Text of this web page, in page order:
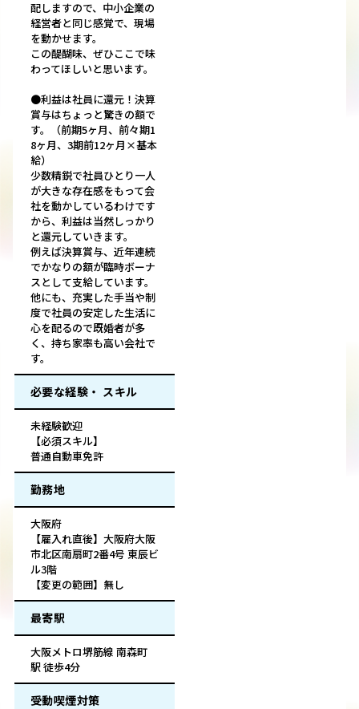
配しますので、中小企業の
経営者と同じ感覚で、現場
を動かせます。
この醍醐味、ぜひここで味
わってほしいと思います。
●利益は社員に還元！決算
賞与はちょっと驚きの額で
す。（前期5ヶ月、前々期1
8ヶ月、3期前12ヶ月×基本
給）
少数精鋭で社員ひとり一人
が大きな存在感をもって会
社を動かしているわけです
から、利益は当然しっかり
と還元していきます。
例えば決算賞与、近年連続
でかなりの額が臨時ボーナ
スとして支給しています。
他にも、充実した手当や制
度で社員の安定した生活に
心を配るので既婚者が多
く、持ち家率も高い会社で
す。
必要な経験・ スキル
未経験歓迎
【必須スキル】
普通自動車免許
勤務地
大阪府
【雇入れ直後】大阪府大阪
市北区南扇町2番4号 東辰ビ
ル3階
【変更の範囲】無し
最寄駅
大阪メトロ堺筋線 南森町
駅 徒歩4分
受動喫煙対策